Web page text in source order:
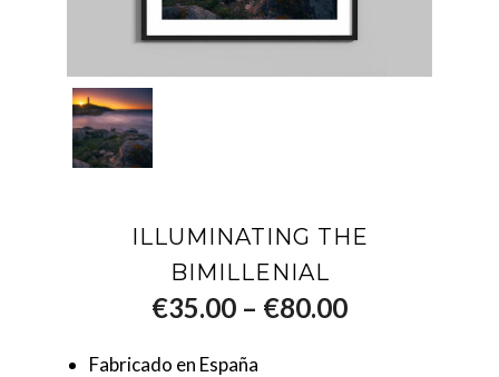
ILLUMINATING THE
BIMILLENIAL
€35.00 – €80.00
Fabricado en España